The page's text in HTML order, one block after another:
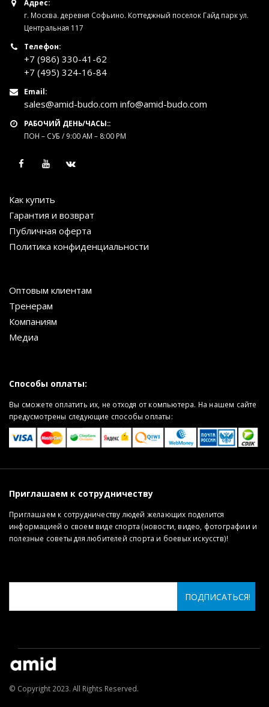
Адрес:
г. Москва. деревня Софьино. Коттеджный поселок Гайд парк ул.
Центральная 117
Телефон:
+7 (986) 330-41-62
+7 (495) 324-16-84
Email:
sales@amid-budo.com info@amid-budo.com
РАБОЧИЙ ДЕНЬ/ЧАСЫ::
ПОН – СУБ / 9:00 AM – 8:00 PM
Как купить
Гарантия и возврат
Публичная оферта
Политика конфиденциальности
Оптовым клиентам
Тренерам
Компаниям
Медиа
Способы оплаты:
Вы сможете оплатить их, не отходя от компьютера. На нашем сайте
предусмотрены следующие способы оплаты:
Приглашаем к сотрудничеству
Приглашаем к сотрудничеству людей желающих поделится
информацией о своем виде спорта (новости, видео, фотографии и
полезные советы для любителей спорта и боевых искусств)!
© Copyright 2023. All Rights Reserved.